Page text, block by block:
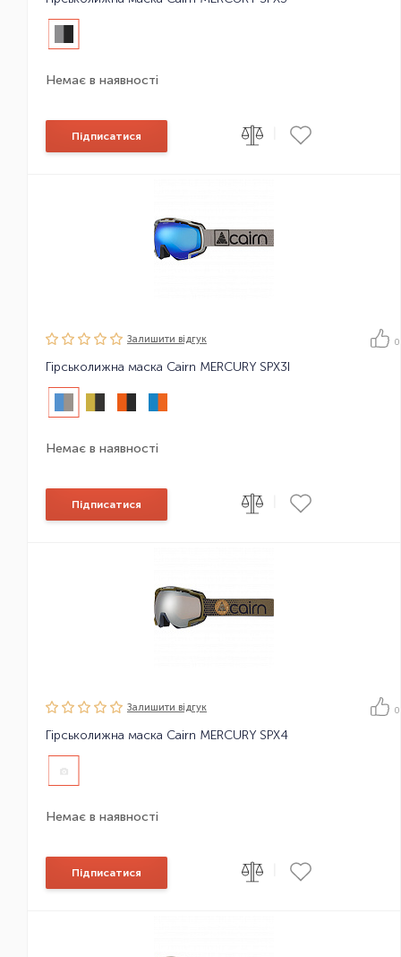
Немає в наявності
Підписатися
Залишити вiдгук 0
Гірськолижна маска Cairn MERCURY SPX3I
Немає в наявності
Підписатися
Залишити вiдгук 0
Гірськолижна маска Cairn MERCURY SPX4
Немає в наявності
Підписатися